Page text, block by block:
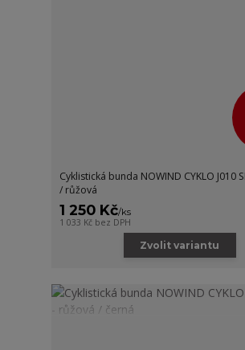
Cyklistická bunda NOWIND CYKLO J010
/ růžová
1 250 Kč/ks
1 033 Kč bez DPH
Zvolit variantu